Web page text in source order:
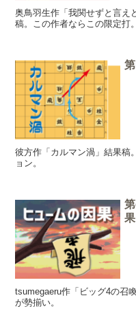
奥鳥羽生作「我関せずと言え
稿。この作者ならこの限定打。
彼方作「カルマン渦」結果稿
ョン。
果
tsumegaeru作「ビッグ4の召
が勢揃い。